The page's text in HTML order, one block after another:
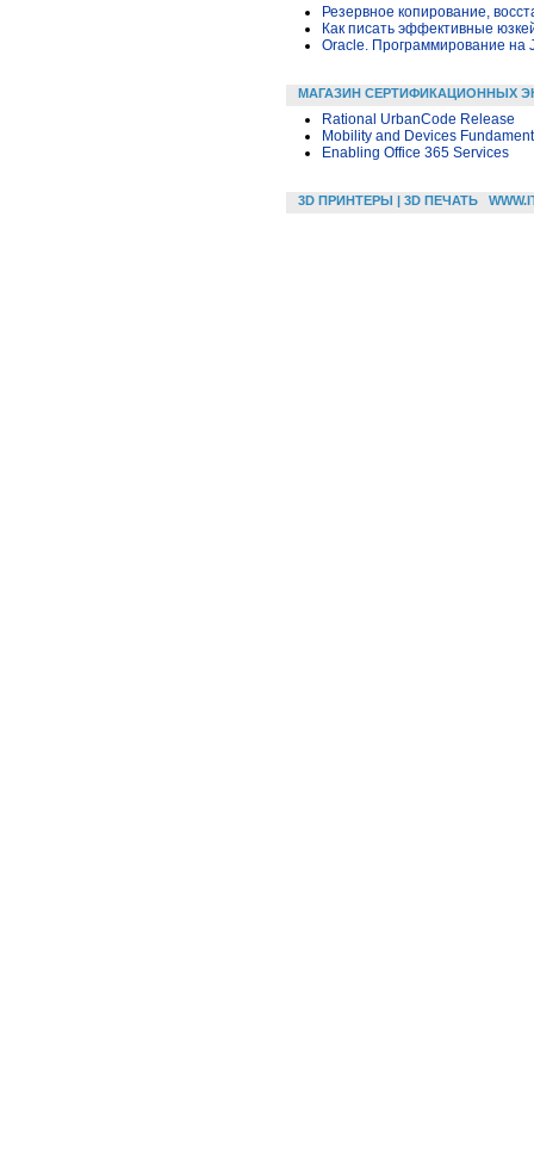
Резервное копирование,
Как писать эффективные
Oracle. Программирование на
МАГАЗИН СЕРТИФИКАЦИОННЫХ
Rational UrbanCode Release
Mobility and Devices
Enabling Office 365 Services
3D ПРИНТЕРЫ | 3D ПЕЧАТЬ